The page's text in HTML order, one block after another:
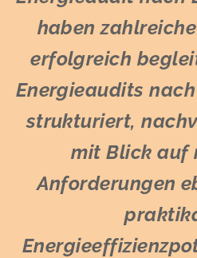
haben
erfolgreich
Energieaudits nach
strukturiert,
mit Blick auf
Anforderungen